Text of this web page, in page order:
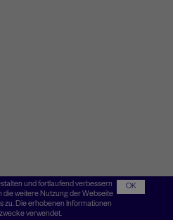
und fortlaufend verbessern
weitere Nutzung der Webseite
zu. Die erhobenen Informationen
verwendet.
OK